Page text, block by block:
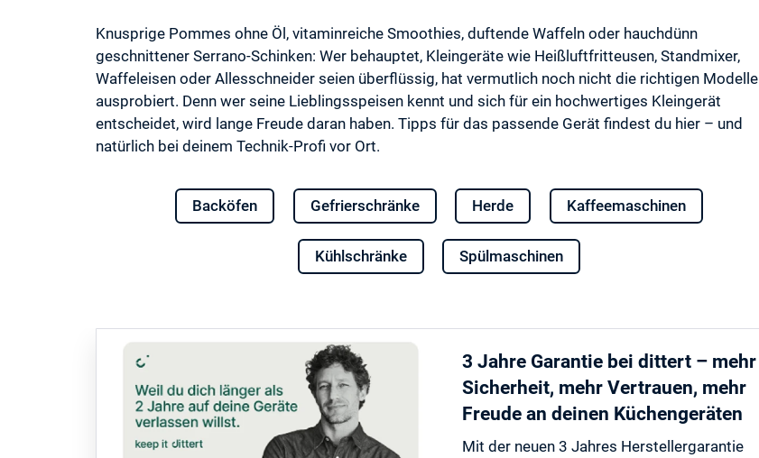
Knusprige Pommes ohne Öl, vitaminreiche Smoothies, duftende Waffeln oder hauchdünn
geschnittener Serrano-Schinken: Wer behauptet, Kleingeräte wie Heißluftfritteusen, Standmixer,
Waffeleisen oder Allesschneider seien überflüssig, hat vermutlich noch nicht die richtigen Modelle
ausprobiert. Denn wer seine Lieblingsspeisen kennt und sich für ein hochwertiges Kleingerät
entscheidet, wird lange Freude daran haben. Tipps für das passende Gerät findest du hier – und
natürlich bei deinem Technik-Profi vor Ort.
Backöfen Gefrierschränke Herde Kaffeemaschinen
Kühlschränke Spülmaschinen
3 Jahre Garantie bei dittert – mehr
Sicherheit, mehr Vertrauen, mehr
Freude an deinen Küchengeräten
Mit der neuen 3 Jahres Herstellergarantie